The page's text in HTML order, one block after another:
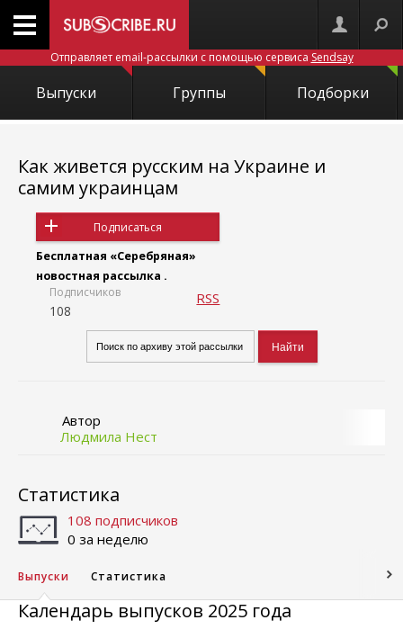
Отправляет email-рассылки с помощью сервиса Sendsay
Выпуски Группы Подборки
Как живется русским на Украине и
самим украинцам
Подписаться
Бесплатная «Серебряная»
новостная рассылка .
Подписчиков
108
RSS
Автор
Людмила Нест
Статистика
108 подписчиков
0 за неделю
Выпуски Статистика
Календарь выпусков 2025 года